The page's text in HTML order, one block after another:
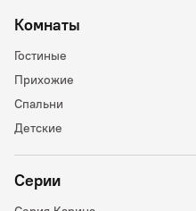
Комнаты
Гостиные
Прихожие
Спальни
Детские
Серии